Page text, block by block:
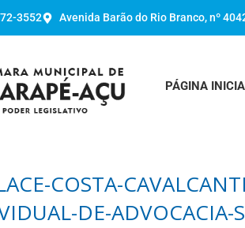
3552 Avenida Barão do Rio Branco, nº
PÁGINA
COSTA-
DE-ADVOCACIA-